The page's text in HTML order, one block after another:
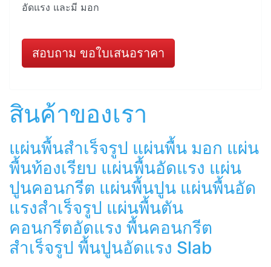
อัดแรง และมี มอก
สอบถาม ขอใบเสนอราคา
สินค้าของเรา
แผ่นพื้นสำเร็จรูป แผ่นพื้น มอก แผ่น
พื้นท้องเรียบ แผ่นพื้นอัดแรง แผ่น
ปูนคอนกรีต แผ่นพื้นปูน แผ่นพื้นอัด
แรงสำเร็จรูป แผ่นพื้นตัน
คอนกรีตอัดแรง พื้นคอนกรีต
สำเร็จรูป พื้นปูนอัดแรง Slab